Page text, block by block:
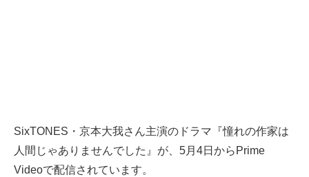
SixTONES・京本大我さん主演のドラマ『憧れの作家は
人間じゃありませんでした』が、5月4日からPrime
Videoで配信されています。